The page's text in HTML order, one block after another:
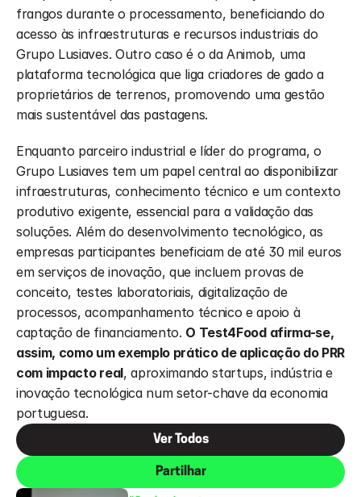
frangos durante o processamento, beneficiando do
acesso às infraestruturas e recursos industriais do
Grupo Lusiaves. Outro caso é o da Animob, uma
plataforma tecnológica que liga criadores de gado a
proprietários de terrenos, promovendo uma gestão
mais sustentável das pastagens.
Enquanto parceiro industrial e líder do programa, o
Grupo Lusiaves tem um papel central ao disponibilizar
infraestruturas, conhecimento técnico e um contexto
produtivo exigente, essencial para a validação das
soluções. Além do desenvolvimento tecnológico, as
empresas participantes beneficiam de até 30 mil euros
em serviços de inovação, que incluem provas de
conceito, testes laboratoriais, digitalização de
processos, acompanhamento técnico e apoio à
captação de financiamento. O Test4Food afirma-se,
assim, como um exemplo prático de aplicação do PRR
com impacto real, aproximando startups, indústria e
inovação tecnológica num setor-chave da economia
portuguesa.
Ver Todos
Partilhar